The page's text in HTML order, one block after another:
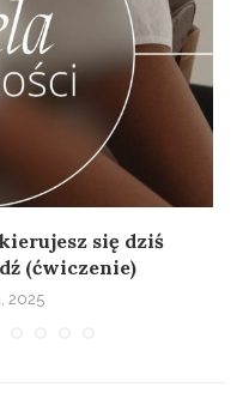
się dziś
(ćwiczenie)
2025